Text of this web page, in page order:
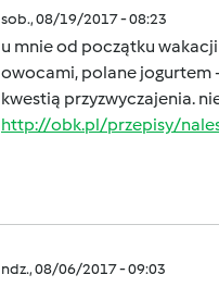
sob., 08/19/2017 - 08:23
u mnie od początku
owocami, polane jogurtem
kwestią przyzwyczajenia.
http://obk.pl/przepisy/
ndz., 08/06/2017 - 09:03